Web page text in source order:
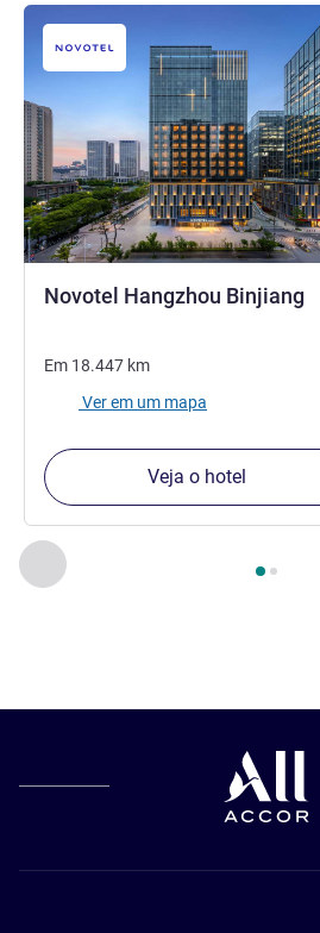
Anterior - Os nossos outros
Página , Os nossos outros
Novotel Hangzhou Binjiang4
Em 18.447 km
Ver em um mapa
Veja o hotel